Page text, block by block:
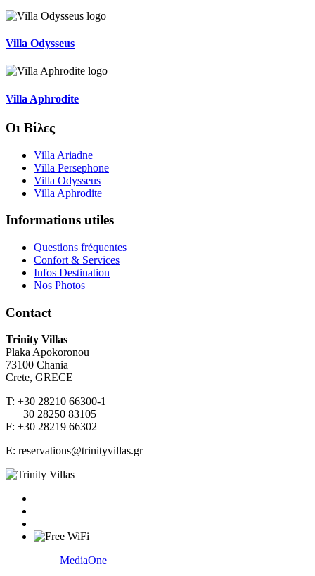
Villa Odysseus
Villa Aphrodite
Οι Βίλες
Villa Ariadne
Villa Persephone
Villa Odysseus
Villa Aphrodite
Informations utiles
Questions fréquentes
Confort & Services
Infos Destination
Nos Photos
Contact
Trinity Villas
Plaka Apokoronou
73100 Chania
Crete, GRECE
T: +30 28210 66300-1
+30 28250 83105
F: +30 28219 66302
E: reservations@trinityvillas.gr
MediaOne